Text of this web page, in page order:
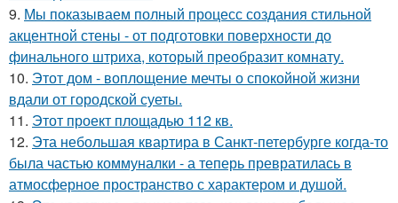
9. Мы показываем полный процесс создания стильной
акцентной стены - от подготовки поверхности до
финального штриха, который преобразит комнату.
10. Этот дом - воплощение мечты о спокойной жизни
вдали от городской суеты.
11. Этот проект площадью 112 кв.
12. Эта небольшая квартира в Санкт-петербурге когда-то
была частью коммуналки - а теперь превратилась в
атмосферное пространство с характером и душой.